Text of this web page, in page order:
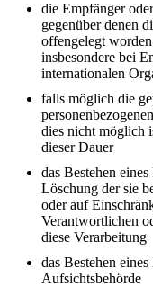
die Empfänger
gegenüber denen
offengelegt
insbesondere bei
internationalen
falls möglich die
dies nicht möglich
dieser Dauer
das Bestehen
Löschung der sie
oder auf
Verantwortlichen
diese Verarbeitung
das Bestehen
Aufsichtsbehörde